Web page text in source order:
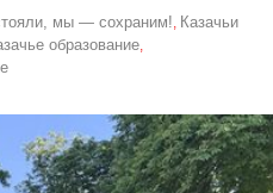
мы — сохраним!, Казачьи
образование,